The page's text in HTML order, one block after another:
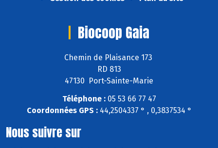
Biocoop Gaia
Chemin de Plaisance 173
RD 813
47130 Port-Sainte-Marie
Téléphone :05 53 66 77 47
Coordonnées GPS :44,2504337 ° , 0,3837534 °
Nous suivre sur